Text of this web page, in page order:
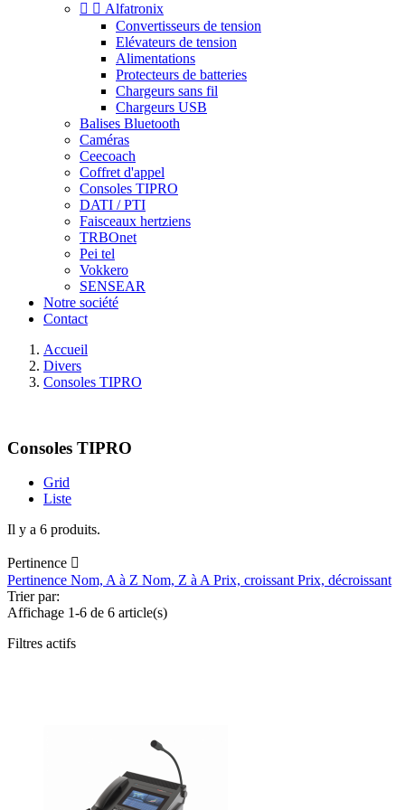
  Alfatronix
Convertisseurs de tension
Elévateurs de tension
Alimentations
Protecteurs de batteries
Chargeurs sans fil
Chargeurs USB
Balises Bluetooth
Caméras
Ceecoach
Coffret d'appel
Consoles TIPRO
DATI / PTI
Faisceaux hertziens
TRBOnet
Pei tel
Vokkero
SENSEAR
Notre société
Contact
Accueil
Divers
Consoles TIPRO
Consoles TIPRO
Grid
Liste
Il y a 6 produits.
Pertinence 
Pertinence Nom, A à Z Nom, Z à APrix, croissantPrix, décroissant
Trier par:
Affichage 1-6 de 6 article(s)
Filtres actifs